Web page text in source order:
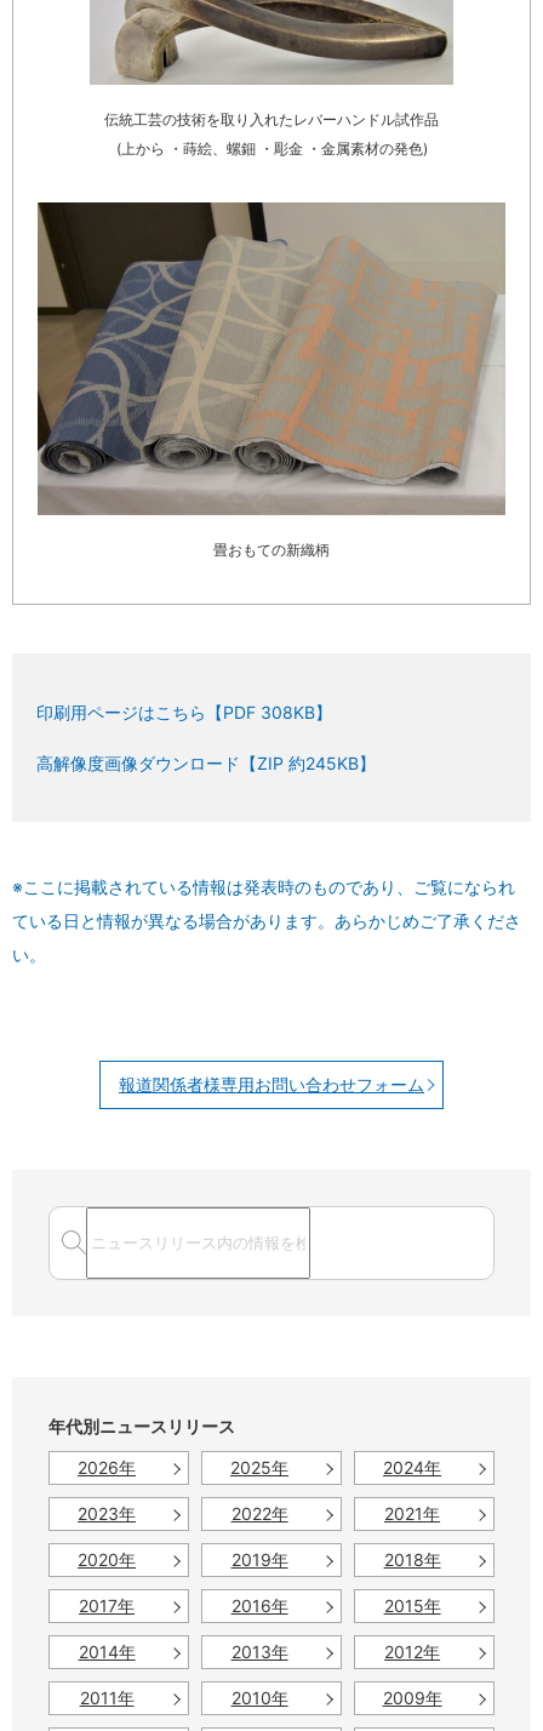
伝統工芸の技術を取り入れたレバーハンドル試作品
(上から ・蒔絵、螺鈿 ・彫金 ・金属素材の発色)
畳おもての新織柄
印刷用ページはこちら【PDF 308KB】
高解像度画像ダウンロード【ZIP 約245KB】
※ここに掲載されている情報は発表時のものであり、ご覧になられ
ている日と情報が異なる場合があります。あらかじめご了承くださ
い。
報道関係者様専用お問い合わせフォーム
年代別ニュースリリース
2026年
2025年 2024年
2023年 2022年 2021年
2020年 2019年 2018年
2017年 2016年 2015年
2014年 2013年 2012年
2011年 2010年 2009年